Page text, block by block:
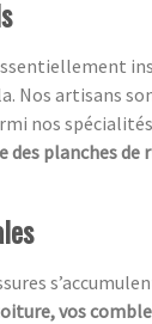
Nos artisans
nos
des planches de
vos